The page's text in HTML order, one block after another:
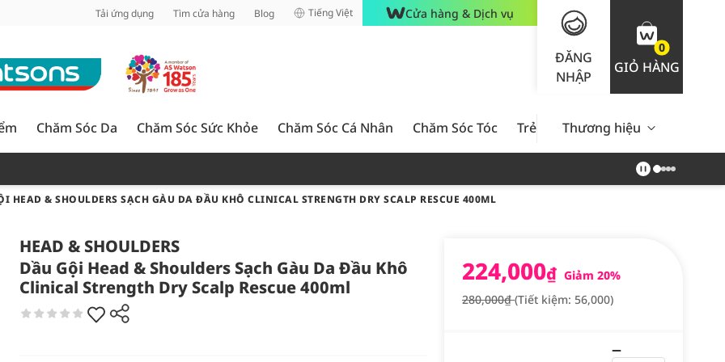
Tải ứng dụng Tìm cửa hàng Blog Tiếng Việt Cửa hàng & Dịch vụ
ĐĂNG
NHẬP
0
GIỎ HÀNG
Chăm Sóc Da Chăm Sóc Sức Khỏe Chăm Sóc Cá Nhân Chăm Sóc Tóc Trẻ Em Nam Giới Chăm Sóc
Thương hiệu
HEAD & SHOULDERS SẠCH GÀU DA ĐẦU KHÔ CLINICAL STRENGTH DRY SCALP RESCUE 400ML
HEAD & SHOULDERS
Dầu Gội Head & Shoulders Sạch Gàu Da Đầu Khô
Clinical Strength Dry Scalp Rescue 400ml
224,000₫ Giảm 20%
280,000₫(Tiết kiệm: 56,000)